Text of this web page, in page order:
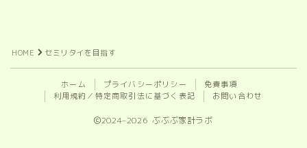
HOME セミリタイを目指す
ホーム プライバシーポリシー
免責事項
利用規約／特定商取引法に基づく表記
お問い合わせ
2024–2026 ぶぶぶ家計ラボ